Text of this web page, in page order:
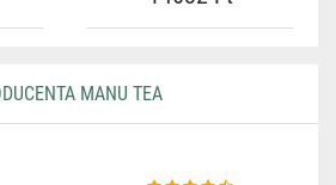
MANU TEA